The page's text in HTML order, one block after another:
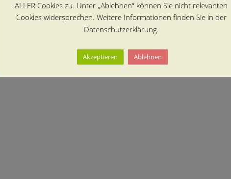
ALLER Cookies zu. Unter „Ablehnen“ können Sie nicht relevanten
Cookies widersprechen. Weitere Informationen finden Sie in der
Datenschutzerklärung.
Akzeptieren Ablehnen